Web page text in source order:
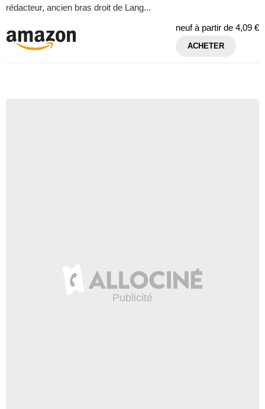
rédacteur, ancien bras droit de Lang...
neuf à partir de 4,09 €
ACHETER